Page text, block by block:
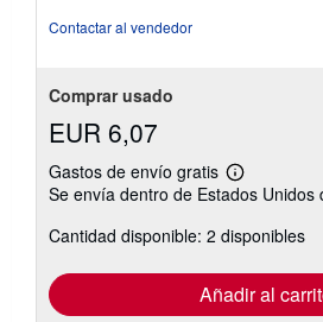
Contactar al vendedor
Comprar usado
EUR 6,07
Gastos de envío gratis
Más
información
las
tarifas
envío
Se envía dentro de Estados Unidos
Cantidad disponible: 2 disponibles
Añadir al